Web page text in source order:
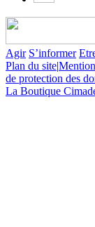
Agir S’informer
Plan du site|
de protection des
La Boutique